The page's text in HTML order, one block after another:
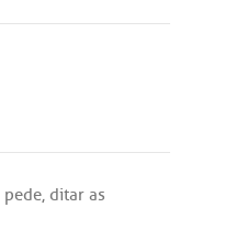
pede, ditar as